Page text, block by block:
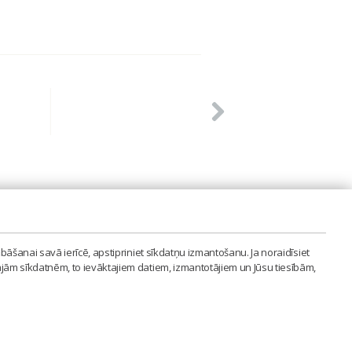
savā ierīcē, apstipriniet sīkdatņu izmantošanu. Ja noraidīsiet
sīkdatnēm, to ievāktajiem datiem, izmantotājiem un Jūsu tiesībām,